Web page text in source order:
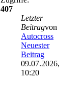
407
Letzter
Beitragvon
Autocross
Neuester
Beitrag
09.07.2026,
10:20